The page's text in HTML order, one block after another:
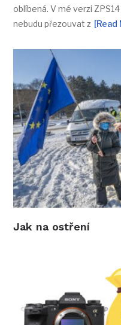
oblíbená. V mé verzi
nebudu přezouvat z
Jak na ostření